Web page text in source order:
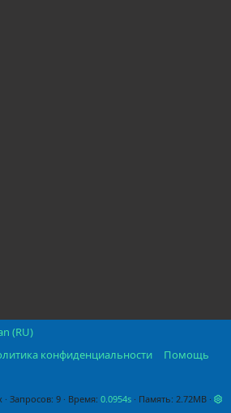
(RU)
конфиденциальности
Помощь
Запросов 9 Время 0.0954s Память 2.72MB